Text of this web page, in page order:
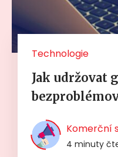
Technologie
Jak udržovat
Komerční
4 minuty